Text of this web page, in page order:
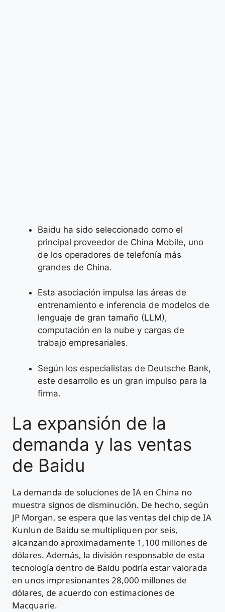
Baidu ha sido seleccionado como el
principal proveedor de China Mobile, uno
de los operadores de telefonía más
grandes de China.
Esta asociación impulsa las áreas de
entrenamiento e inferencia de modelos de
lenguaje de gran tamaño (LLM),
computación en la nube y cargas de
trabajo empresariales.
Según los especialistas de Deutsche Bank,
este desarrollo es un gran impulso para la
firma.
La expansión de la
demanda y las ventas
de Baidu
La demanda de soluciones de IA en China no
muestra signos de disminución. De hecho, según
JP Morgan, se espera que las ventas del chip de IA
Kunlun de Baidu se multipliquen por seis,
alcanzando aproximadamente 1,100 millones de
dólares. Además, la división responsable de esta
tecnología dentro de Baidu podría estar valorada
en unos impresionantes 28,000 millones de
dólares, de acuerdo con estimaciones de
Macquarie.